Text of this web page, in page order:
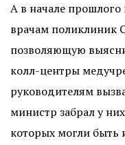
А в начале
врачам поликлиник
позволяющую
колл-центры
руководителям
министр забрал у
которых могли быть